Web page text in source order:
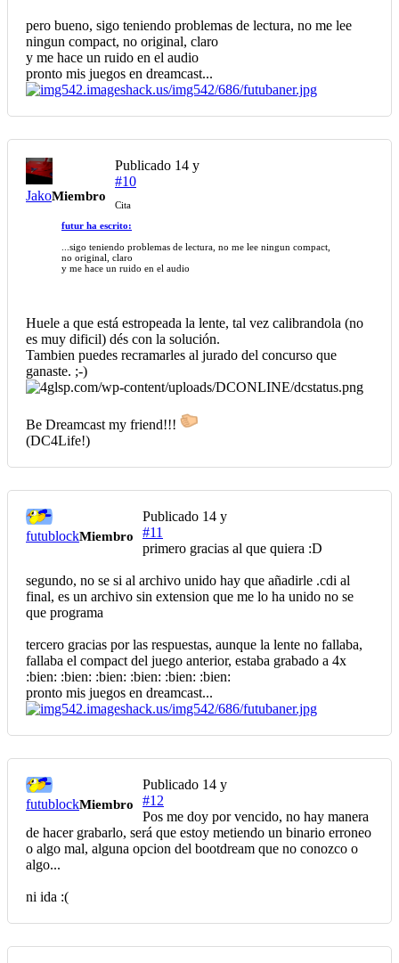
pero bueno, sigo teniendo problemas de lectura, no me lee
ningun compact, no original, claro
y me hace un ruido en el audio
pronto mis juegos en dreamcast...
JakoMiembro
Publicado 14 y
#10
Cita
futur ha escrito:
...sigo teniendo problemas de lectura, no me lee ningun compact,
no original, claro
y me hace un ruido en el audio
Huele a que está estropeada la lente, tal vez calibrandola (no
es muy dificil) dés con la solución.
Tambien puedes recramarles al jurado del concurso que
ganaste. ;-)
Be Dreamcast my friend!!!
(DC4Life!)
futublockMiembro
Publicado 14 y
#11
primero gracias al que quiera :D
segundo, no se si al archivo unido hay que añadirle .cdi al
final, es un archivo sin extension que me lo ha unido no se
que programa
tercero gracias por las respuestas, aunque la lente no fallaba,
fallaba el compact del juego anterior, estaba grabado a 4x
:bien: :bien: :bien: :bien: :bien: :bien:
pronto mis juegos en dreamcast...
futublockMiembro
Publicado 14 y
#12
Pos me doy por vencido, no hay manera
de hacer grabarlo, será que estoy metiendo un binario erroneo
o algo mal, alguna opcion del bootdream que no conozco o
algo...
ni ida :(